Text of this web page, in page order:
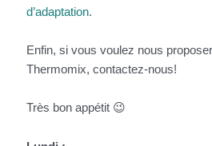
d’adaptation.
Enfin, si vous voulez nous
Thermomix, contactez-nous!
Très bon appétit 😉